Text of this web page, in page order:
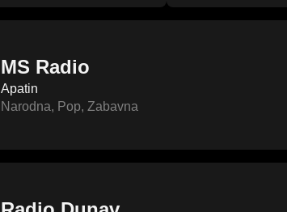
MS Radio
Apatin
Narodna, Pop, Zabavna